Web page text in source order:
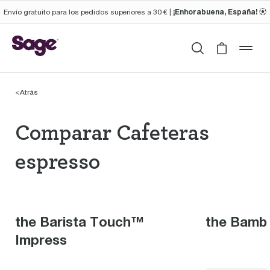
Envío gratuito para los pedidos superiores a 30 € | ¡Enhorabuena, España! ⚽︎
BuscarCart is
<Atrás
Comparar Cafeteras
Comparar Cafeteras
espresso
the Barista Touch™
Impress
the